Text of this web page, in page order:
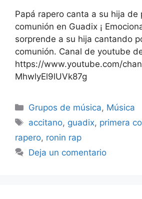
Papá rapero canta a su hija de
comunión en Guadix ¡
sorprende a su hija cantando
comunión. Canal de youtube
https://www.youtube.com/
MhwlyEl9lUVk87g
Categorías
Grupos de música, Música
Etiquetas
accitano, guadix, primera
rapero, ronin rap
Deja un comentario